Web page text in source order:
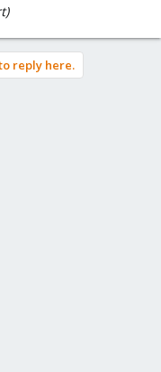
reply here.